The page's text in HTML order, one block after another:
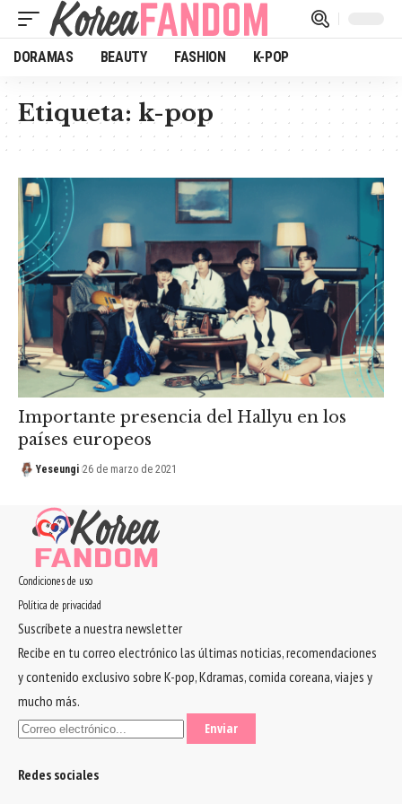
DORAMAS BEAUTY FASHION K-POP
Etiqueta: k-pop
Importante presencia del Hallyu en los
países europeos
Yeseungi 26 de marzo de 2021
Condiciones de uso
Política de privacidad
Suscríbete a nuestra newsletter
Recibe en tu correo electrónico las últimas noticias, recomendaciones
y contenido exclusivo sobre K-pop, Kdramas, comida coreana, viajes y
mucho más.
Redes sociales